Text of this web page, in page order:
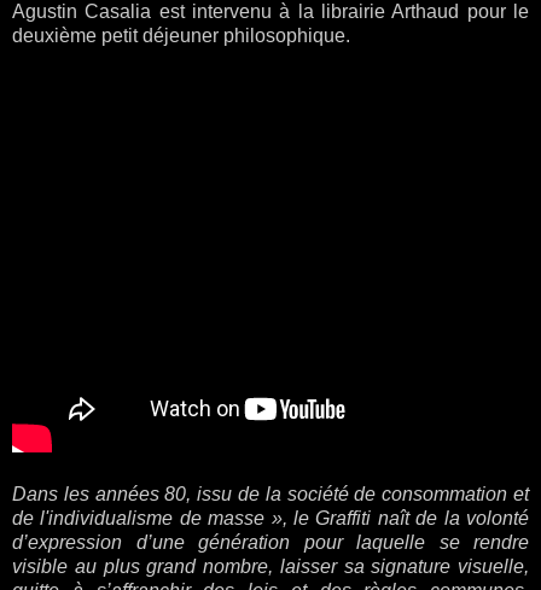
Agustin Casalia est intervenu à la librairie Arthaud pour le
deuxième petit déjeuner philosophique.
Dans les années 80, issu de la société de consommation et
de l'individualisme de masse », le Graffiti naît de la volonté
d’expression d’une génération pour laquelle se rendre
visible au plus grand nombre, laisser sa signature visuelle,